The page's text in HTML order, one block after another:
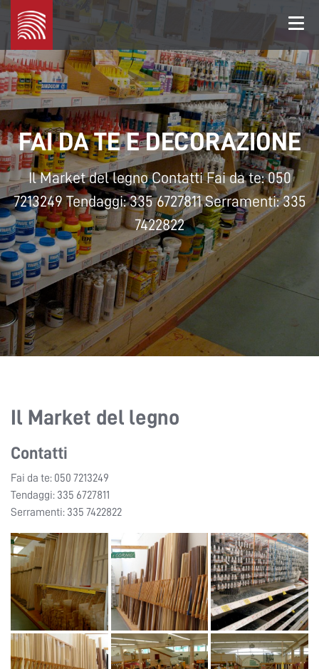
Legno
Marchetti
FAI DA TE E DECORAZIONE
Il Market del legno Contatti Fai da te: 050
7213249 Tendaggi: 335 6727811 Serramenti: 335
7422822
Il Market del legno
Contatti
Fai da te: 050 7213249
Tendaggi: 335 6727811
Serramenti: 335 7422822